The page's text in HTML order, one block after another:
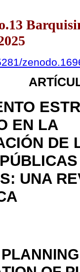
EN LA
DE
UNA